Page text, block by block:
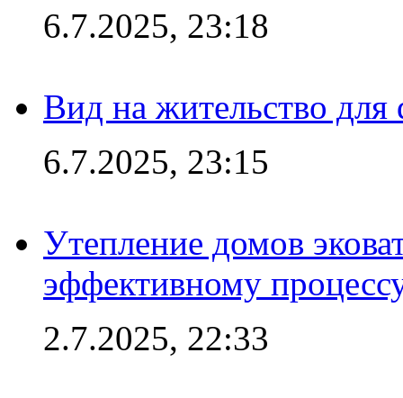
6.7.2025, 23:18
Вид на жительство
6.7.2025, 23:15
Утепление домов
эффективному
2.7.2025, 22:33